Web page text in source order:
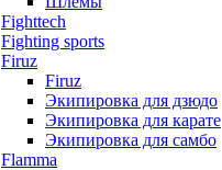
Fighttech
Fighting sports
Firuz
Firuz
Экипировка для дзюдо
Экипировка для карате
Экипировка для самбо
Flamma